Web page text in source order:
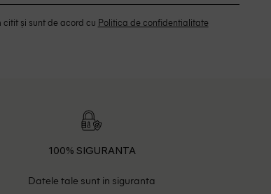
și sunt de acord cu Politica de confidentialitate
100% SIGURANTA
Datele tale sunt in siguranta